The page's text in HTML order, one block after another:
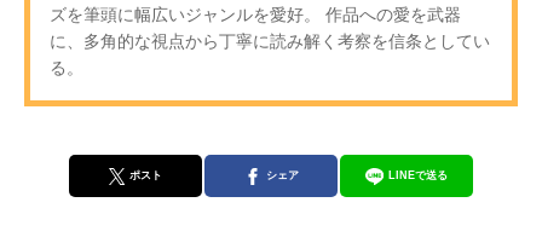
ズを筆頭に幅広いジャンルを愛好。 作品への愛を武器
に、多角的な視点から丁寧に読み解く考察を信条としてい
る。
ポスト シェア LINEで送る